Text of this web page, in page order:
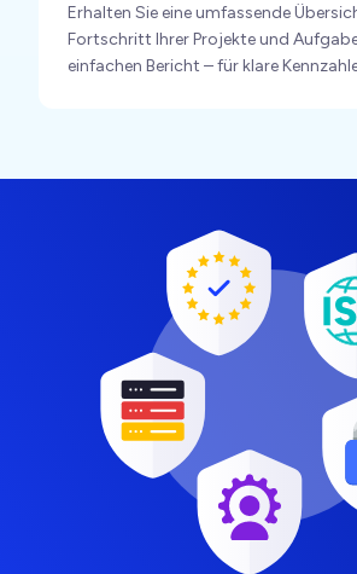
Erhalten Sie eine umfassende
Fortschritt Ihrer Projekte und
einfachen Bericht – für klare